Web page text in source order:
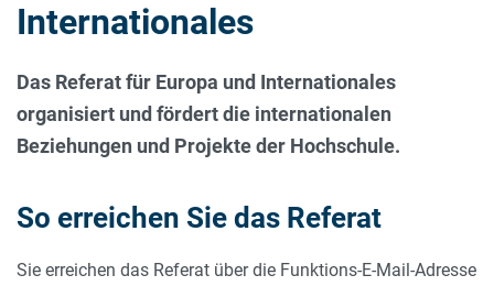
Internationales
Das Referat für Europa und Internationales
organisiert und fördert die internationalen
Beziehungen und Projekte der Hochschule.
So erreichen Sie das Referat
Sie erreichen das Referat über die Funktions-E-Mail-Adresse